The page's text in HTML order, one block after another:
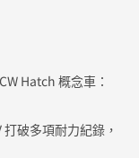
Hatch 概念車：
破多項耐力紀錄，